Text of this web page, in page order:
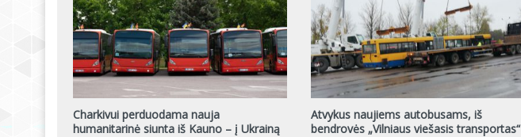
Charkivui perduodama nauja
humanitarinė siunta iš Kauno – į Ukrainą
Atvykus naujiems autobusams, iš
bendrovės „Vilniaus viešasis transportas“